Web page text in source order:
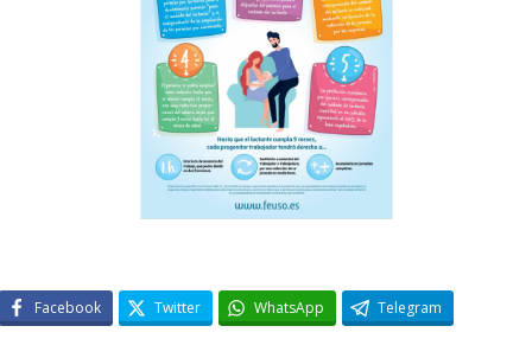
Facebook Twitter WhatsApp Telegram